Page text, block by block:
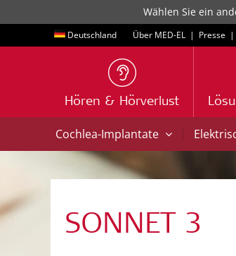
Wählen Sie ein
Deutschland Über MED-EL | Presse |
Hören & Hörverlust
Cochlea-Implantate |
SONNET 3